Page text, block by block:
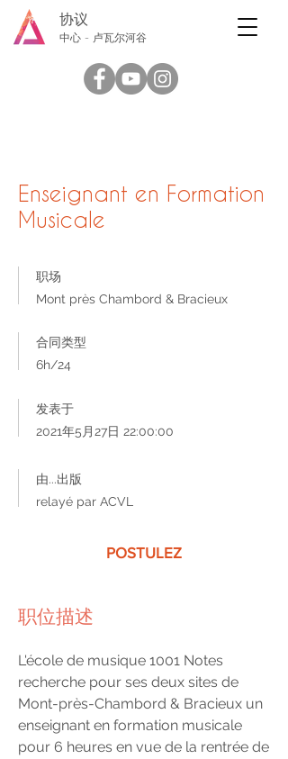
协议
中心 - 卢瓦尔河谷
Enseignant en Formation
Musicale
职场
Mont près Chambord & Bracieux
合同类型
6h/24
发表于
2021年5月27日 22:00:00
由...出版
relayé par ACVL
POSTULEZ
职位描述
L'école de musique 1001 Notes
recherche pour ses deux sites de
Mont-près-Chambord & Bracieux un
enseignant en formation musicale
pour 6 heures en vue de la rentrée de